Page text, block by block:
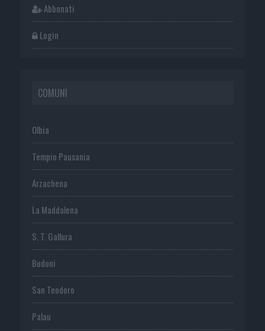
Abbonati
Login
COMUNI
Olbia
Tempio Pausania
Arzachena
La Maddalena
S. T. Gallura
Budoni
San Teodoro
Palau